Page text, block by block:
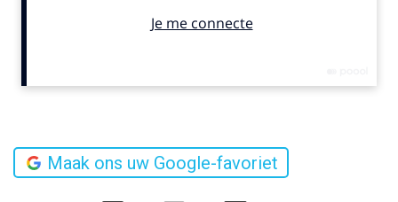
Maak ons uw Google-favoriet